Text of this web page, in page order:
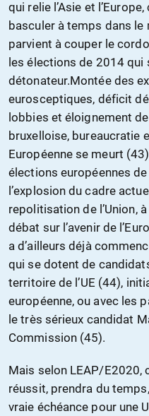
qui relie l’Asie et
basculer à temps dans le
parvient à couper le
les élections de 2014 qui
détonateur.Montée des
eurosceptiques, déficit
lobbies et éloignement
bruxelloise, bureaucratie
Européenne se meurt
élections européennes
l’explosion du cadre
repolitisation de l’Union,
débat sur l’avenir de
a d’ailleurs déjà
qui se dotent de
territoire de l’UE (44),
européenne, ou avec les
le très sérieux candidat
Commission (45).
Mais selon LEAP/E2020,
réussit, prendra du
vraie échéance pour une